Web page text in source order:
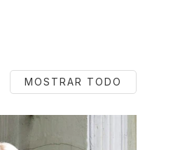
MOSTRAR TODO